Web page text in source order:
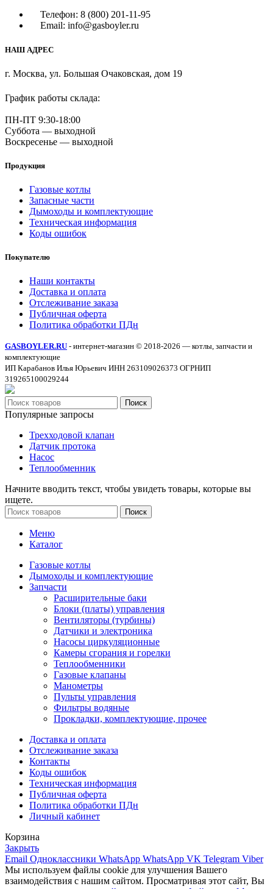
Телефон: 8 (800) 201-11-95
Email: info@gasboyler.ru
НАШ АДРЕС
г. Москва, ул. Большая Очаковская, дом 19
График работы склада:
ПН-ПТ 9:30-18:00
Суббота — выходной
Воскресенье — выходной
Продукция
Газовые котлы
Запасные части
Дымоходы и комплектующие
Техническая информация
Коды ошибок
Покупателю
Наши контакты
Доставка и оплата
Отслеживание заказа
Публичная оферта
Политика обработки ПДн
GASBOYLER.RU - интернет-магазин © 2018-2026 — котлы, запчасти и
комплектующие
ИП Карабанов Илья Юрьевич ИНН 263109026373 ОГРНИП
319265100029244
Поиск
Популярные запросы
Трехходовой клапан
Датчик протока
Насос
Теплообменник
Начните вводить текст, чтобы увидеть товары, которые вы
ищете.
Поиск
Меню
Каталог
Газовые котлы
Дымоходы и комплектующие
Запчасти
Расширительные баки
Блоки (платы) управления
Вентиляторы (турбины)
Датчики и электроника
Насосы циркуляционные
Камеры сгорания и горелки
Теплообменники
Газовые клапаны
Манометры
Пульты управления
Фильтры водяные
Прокладки, комплектующие, прочее
Доставка и оплата
Отслеживание заказа
Контакты
Коды ошибок
Техническая информация
Публичная оферта
Политика обработки ПДн
Личный кабинет
Корзина
Закрыть
Email Одноклассники WhatsApp WhatsApp VK Telegram Viber
Мы используем файлы cookie для улучшения Вашего
взаимодействия с нашим сайтом. Просматривая этот сайт, Вы